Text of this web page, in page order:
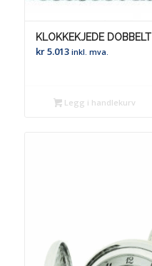
KLOKKEKJEDE DOBBELT
kr5.013 inkl. mva.
Legg i handlekurv